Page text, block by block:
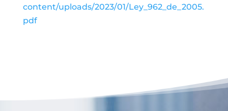
content/uploads/2023/01/Ley_962_de_2005.
pdf